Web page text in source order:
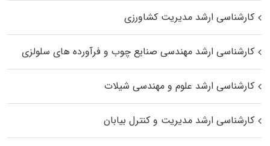
کارشناسی ارشد مدیریت کشاورزی
کارشناسی ارشد مهندسی صنایع چوب و فرآورده‌ های سلولزی
کارشناسی ارشد علوم و مهندسی شیلات
کارشناسی ارشد مدیریت و کنترل بیابان